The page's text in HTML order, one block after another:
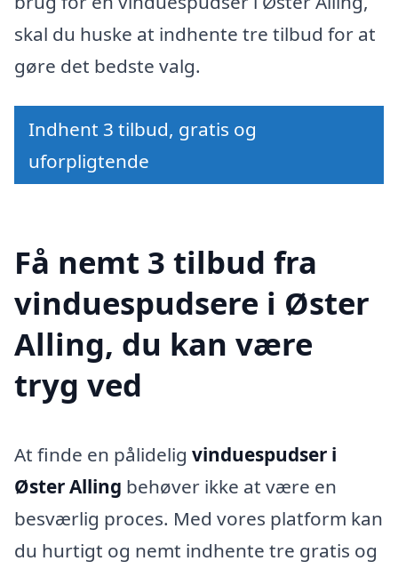
skal du huske at indhente tre tilbud for at
gøre det bedste valg.
Indhent 3 tilbud, gratis og
uforpligtende
Få nemt 3 tilbud fra
vinduespudsere i Øster
Alling, du kan være
tryg ved
At finde en pålidelig vinduespudser i
Øster Alling behøver ikke at være en
besværlig proces. Med vores platform kan
du hurtigt og nemt indhente tre gratis og